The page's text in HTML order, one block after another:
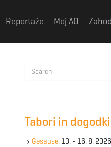
Reportaže Moj AO
e
Tabori in dogodki
Gesause, 13. - 16. 8. 2026